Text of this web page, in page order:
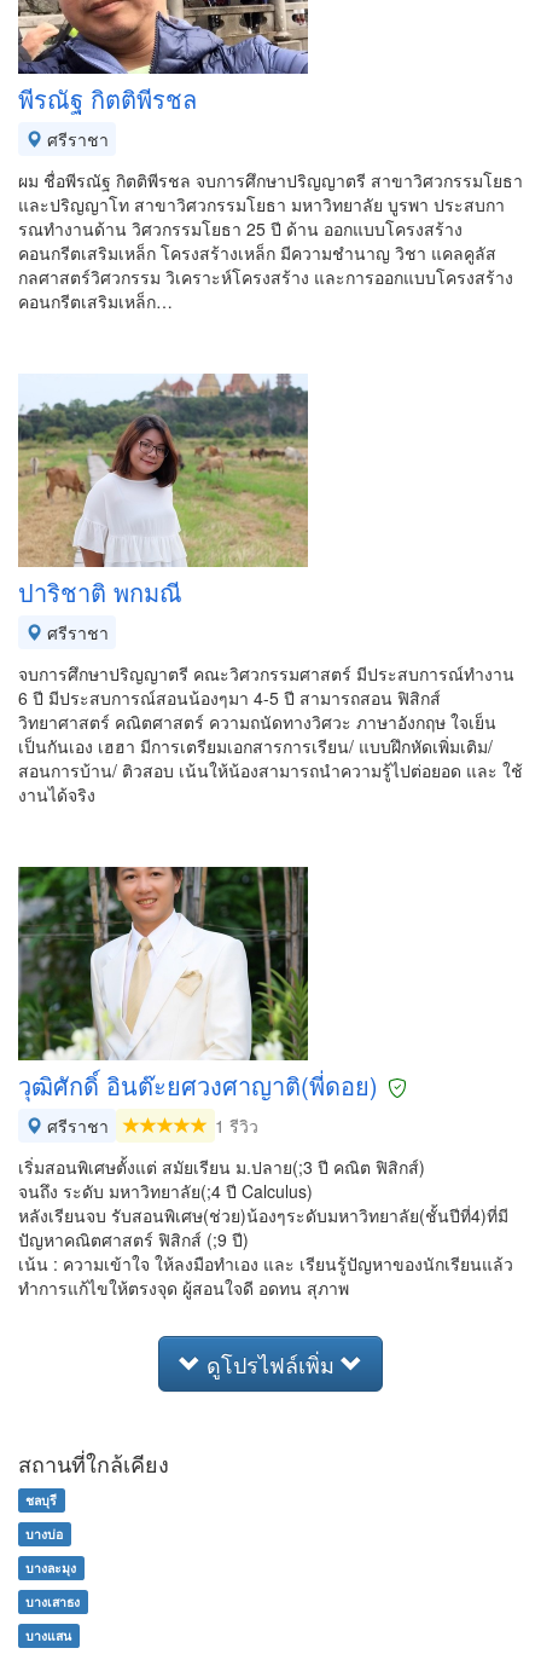
พีรณัฐ กิตติพีรชล
ศรีราชา
ผม ชื่อพีรณัฐ กิตติพีรชล จบการศึกษาปริญญาตรี สาขาวิศวกรรมโยธา
และปริญญาโท สาขาวิศวกรรมโยธา มหาวิทยาลัย บูรพา ประสบกา
รณทำงานด้าน วิศวกรรมโยธา 25 ปี ด้าน ออกแบบโครงสร้าง
คอนกรีตเสริมเหล็ก โครงสร้างเหล็ก มีความชำนาญ วิชา แคลคูลัส
กลศาสตร์วิศวกรรม วิเคราะห์โครงสร้าง และการออกแบบโครงสร้าง
คอนกรีตเสริมเหล็ก…
ปาริชาติ พกมณี
ศรีราชา
จบการศึกษาปริญญาตรี คณะวิศวกรรมศาสตร์ มีประสบการณ์ทำงาน
6 ปี มีประสบการณ์สอนน้องๆมา 4-5 ปี สามารถสอน ฟิสิกส์
วิทยาศาสตร์ คณิตศาสตร์ ความถนัดทางวิศวะ ภาษาอังกฤษ ใจเย็น
เป็นกันเอง เฮฮา มีการเตรียมเอกสารการเรียน/ แบบฝึกหัดเพิ่มเติม/
สอนการบ้าน/ ติวสอบ เน้นให้น้องสามารถนำความรู้ไปต่อยอด และ ใช้
งานได้จริง
วุฒิศักดิ์ อินต๊ะยศวงศาญาติ(พี่ดอย)
ศรีราชา
1 รีวิว
เริ่มสอนพิเศษตั้งแต่ สมัยเรียน ม.ปลาย(;3 ปี คณิต ฟิสิกส์)
จนถึง ระดับ มหาวิทยาลัย(;4 ปี Calculus)
หลังเรียนจบ รับสอนพิเศษ(ช่วย)น้องๆระดับมหาวิทยาลัย(ชั้นปีที่4)ที่มี
ปัญหาคณิตศาสตร์ ฟิสิกส์ (;9 ปี)
เน้น : ความเข้าใจ ให้ลงมือทำเอง และ เรียนรู้ปัญหาของนักเรียนแล้ว
ทำการแก้ไขให้ตรงจุด ผู้สอนใจดี อดทน สุภาพ
ดูโปรไฟล์เพิ่ม
สถานที่ใกล้เคียง
ชลบุรี
บางบ่อ
บางละมุง
บางเสาธง
บางแสน